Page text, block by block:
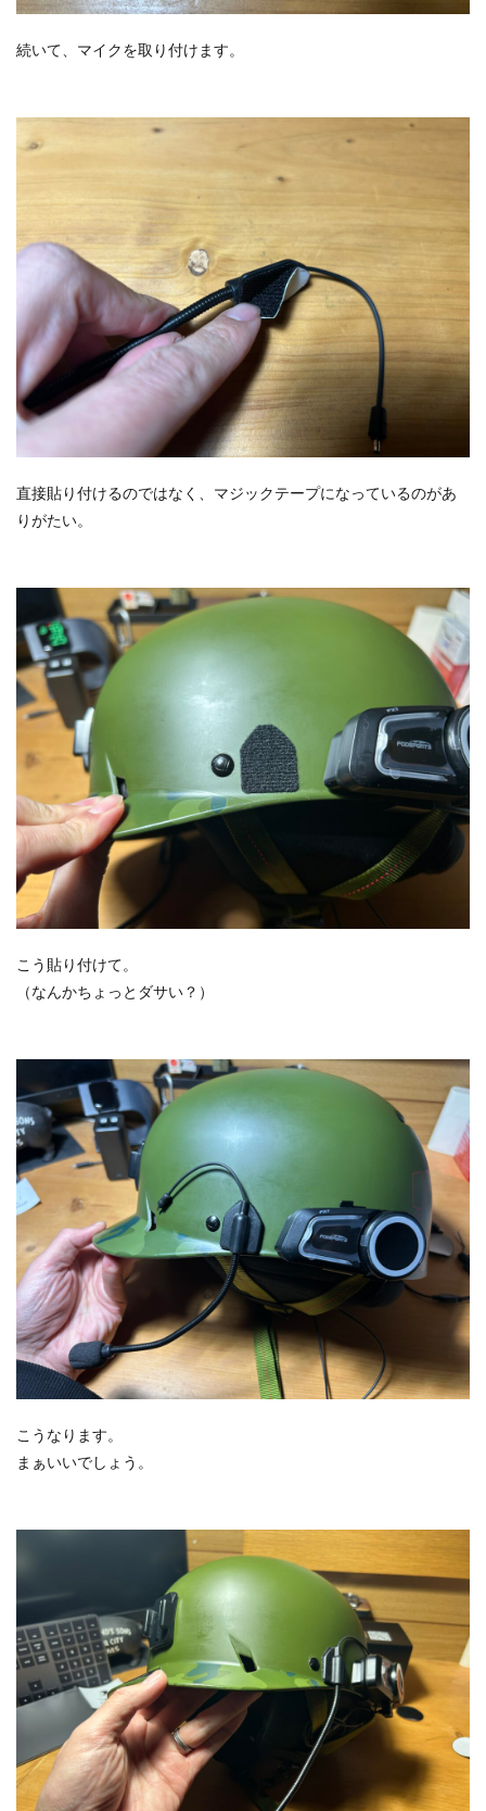
続いて、マイクを取り付けます。
直接貼り付けるのではなく、マジックテープになっているのがあ
りがたい。
こう貼り付けて。
（なんかちょっとダサい？）
こうなります。
まぁいいでしょう。